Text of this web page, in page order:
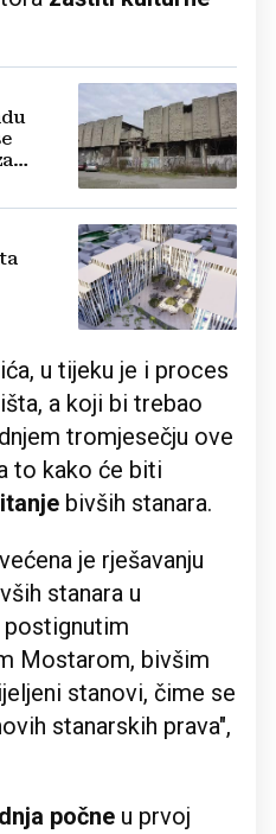
u tijeku je i proces
a koji bi trebao
tromjesečju ove
to kako će biti
bivših stanara.
je rješavanju
stanara u
postignutim
Mostarom, bivšim
stanovi, čime se
stanarskih prava",
počne u prvoj